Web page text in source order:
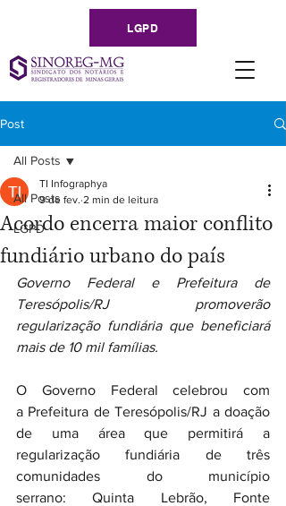
LGPD
Post
All Posts
LGPD
All Posts
Acordo encerra maior conflito
fundiário urbano do país
TI Infographya
9 de fev. 2 min de leitura
Governo Federal e Prefeitura de
Teresópolis/RJ promoverão
regularização fundiária que beneficiará
mais de 10 mil famílias.
O Governo Federal celebrou com
a Prefeitura de Teresópolis/RJ a doação
de uma área que permitirá a
regularização fundiária de três
comunidades do município
serrano: Quinta Lebrão, Fonte